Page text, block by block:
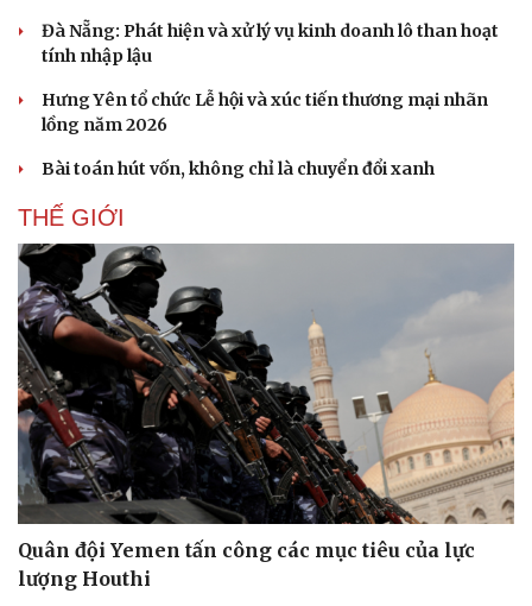
Doanh nghiệp
Thông tin doanh nghiệp
Doanh nghiệp 24h
Doanh nhân
Vì cộng đồng
Công nghệ
Sành điệu
Tin Công nghệ
Trải nghiệm
Chuyển đổi số
Đà Nẵng: Phát hiện và xử lý vụ kinh doanh lô than hoạt
tính nhập lậu
Hưng Yên tổ chức Lễ hội và xúc tiến thương mại nhãn
lồng năm 2026
Bài toán hút vốn, không chỉ là chuyển đổi xanh
THẾ GIỚI
Quân đội Yemen tấn công các mục tiêu của lực
lượng Houthi